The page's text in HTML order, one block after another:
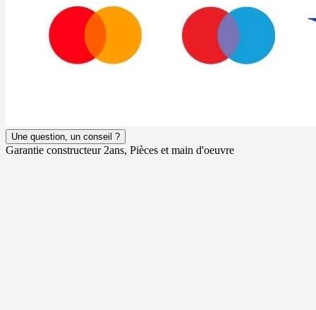
Une question, un conseil ?
Garantie constructeur 2ans, Pièces et main d'oeuvre